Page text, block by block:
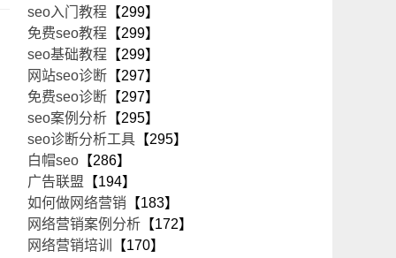
seo入门教程 【299】
免费seo教程 【299】
seo基础教程 【299】
网站seo诊断 【297】
免费seo诊断 【297】
seo案例分析 【295】
seo诊断分析工具 【295】
白帽seo 【286】
广告联盟 【194】
如何做网络营销 【183】
网络营销案例分析 【172】
网络营销培训
【170】